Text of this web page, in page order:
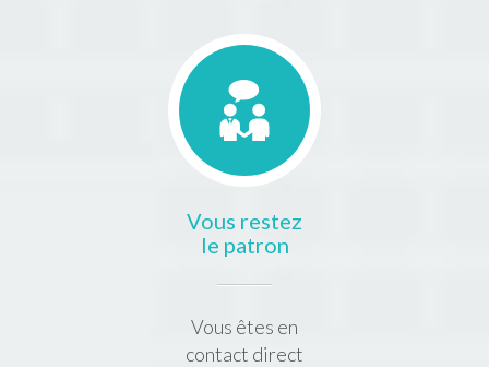
Vous restez
le patron
Vous êtes en
contact direct